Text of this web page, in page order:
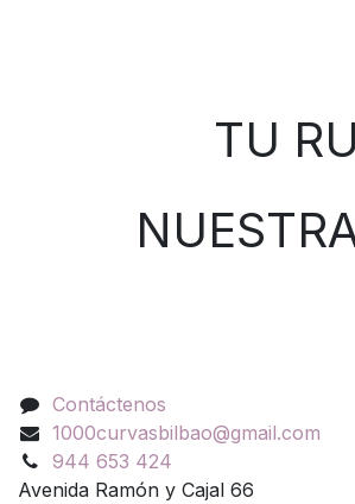
TU
NUESTRA
Contáctenos
1000curvasbilbao@gmail.com
944 653 424
Avenida Ramón y Cajal 66